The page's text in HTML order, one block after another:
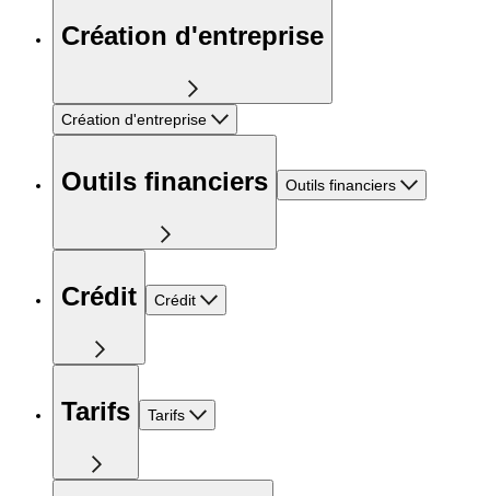
Création d'entreprise
Création d'entreprise
Outils financiers Outils financiers
Crédit Crédit
Tarifs Tarifs